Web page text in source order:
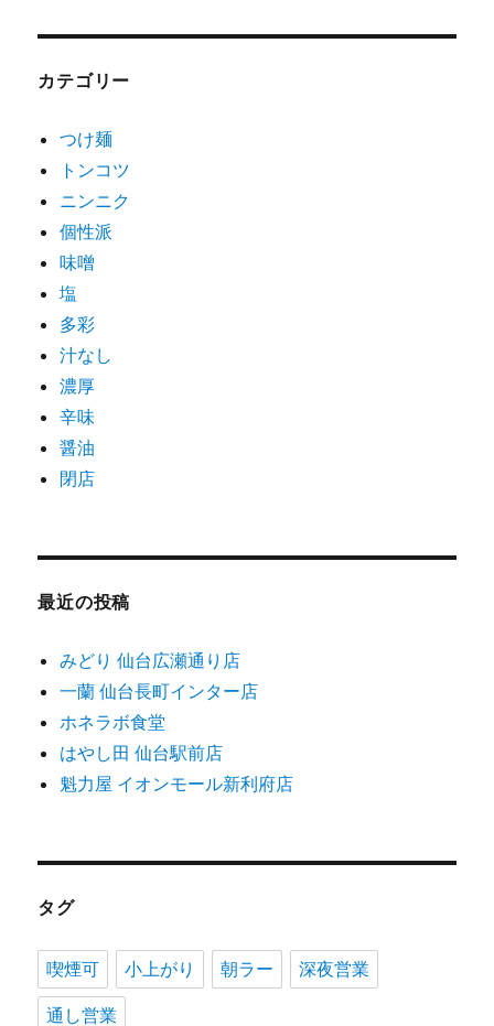
ゲ
ー
シ
ン
カテゴリー
つけ麺
トンコツ
ニンニク
個性派
味噌
塩
多彩
汁なし
濃厚
辛味
醤油
閉店
最近の投稿
みどり 仙台広瀬通り店
一蘭 仙台長町インター店
ホネラボ食堂
はやし田 仙台駅前店
魁力屋 イオンモール新利府店
タグ
喫煙可 小上がり 朝ラー 深夜営業
通し営業